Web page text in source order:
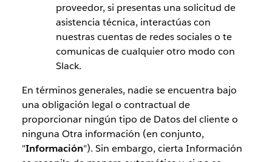
proveedor, si presentas una solicitud de
asistencia técnica, interactúas con
nuestras cuentas de redes sociales o te
comunicas de cualquier otro modo con
Slack.
En términos generales, nadie se encuentra bajo
una obligación legal o contractual de
proporcionar ningún tipo de Datos del cliente o
ninguna Otra información (en conjunto,
"Información"). Sin embargo, cierta Información